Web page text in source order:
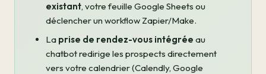
existant, votre feuille Google Sheets ou
déclencher un workflow Zapier/Make.
La prise de rendez-vous intégrée au
chatbot redirige les prospects directement
vers votre calendrier (Calendly, Google